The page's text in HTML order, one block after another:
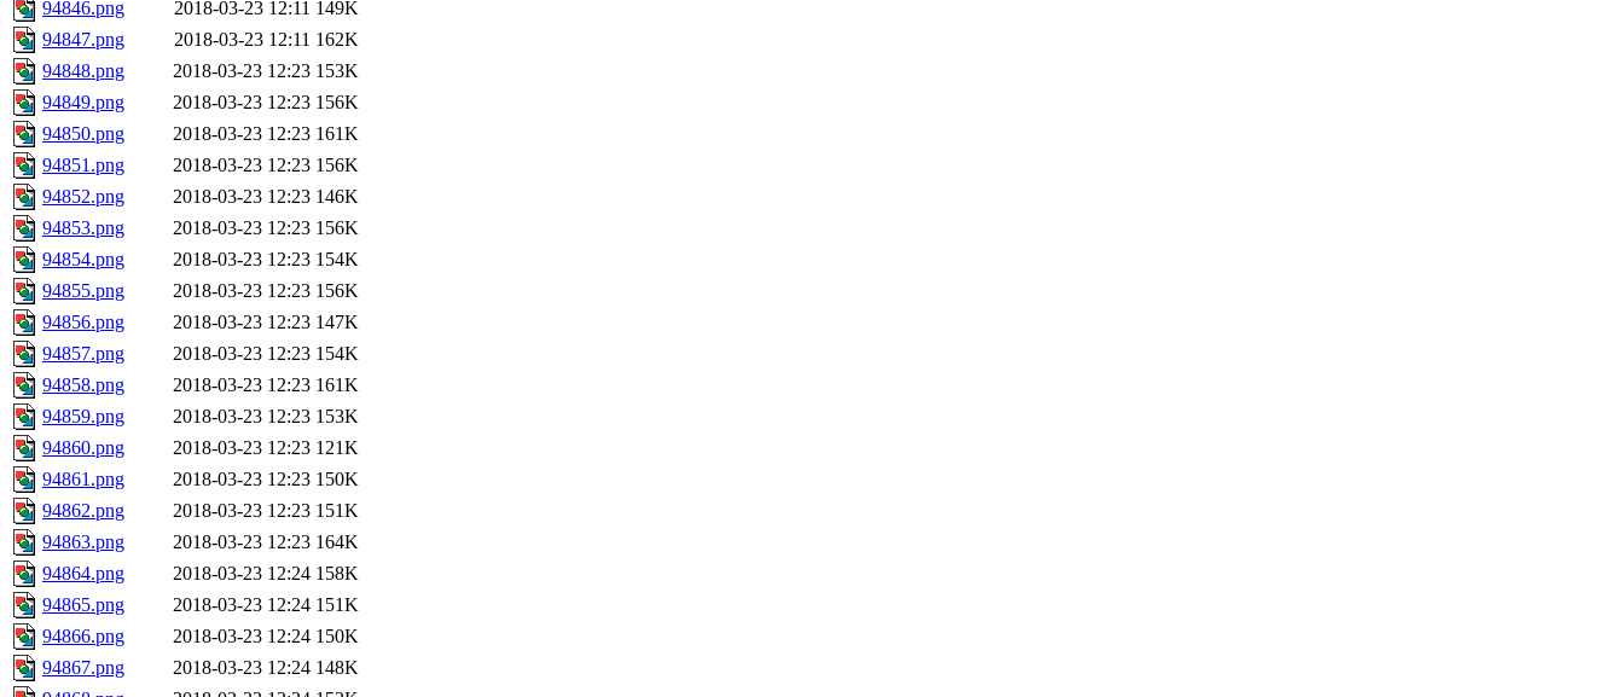
94846.png
2018-03-23 12:11 149K
94847.png
2018-03-23 12:11 162K
94848.png
2018-03-23 12:23 153K
94849.png
2018-03-23 12:23 156K
94850.png
2018-03-23 12:23 161K
94851.png
2018-03-23 12:23 156K
94852.png
2018-03-23 12:23 146K
94853.png
2018-03-23 12:23 156K
94854.png
2018-03-23 12:23 154K
94855.png
2018-03-23 12:23 156K
94856.png
2018-03-23 12:23 147K
94857.png
2018-03-23 12:23 154K
94858.png
2018-03-23 12:23 161K
94859.png
2018-03-23 12:23 153K
94860.png
2018-03-23 12:23 121K
94861.png
2018-03-23 12:23 150K
94862.png
2018-03-23 12:23 151K
94863.png
2018-03-23 12:23 164K
94864.png
2018-03-23 12:24 158K
94865.png
2018-03-23 12:24 151K
94866.png
2018-03-23 12:24 150K
94867.png
2018-03-23 12:24 148K